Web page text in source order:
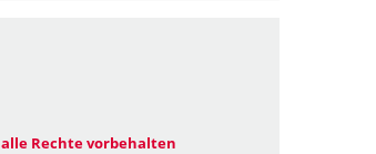
alle Rechte vorbehalten